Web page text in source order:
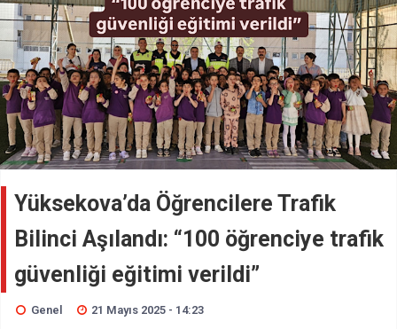
Yüksekova’da Öğrencilere Trafik
Bilinci Aşılandı: “100 öğrenciye trafik
güvenliği eğitimi verildi”
Genel 21 Mayıs 2025 - 14:23